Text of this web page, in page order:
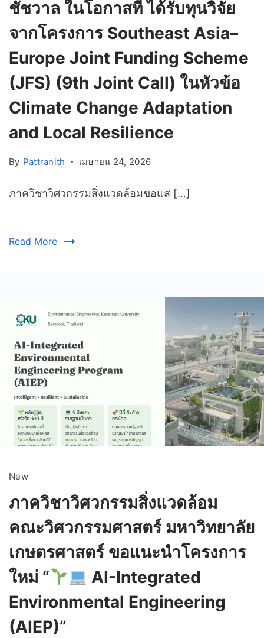
ชัชวาล ในโอกาสที่ ได้รับทุนวิจัย
จากโครงการ Southeast Asia–
Europe Joint Funding Scheme
(JFS) (9th Joint Call) ในหัวข้อ
Climate Change Adaptation
and Local Resilience
By Pattranith เมษายน 24, 2026
ภาควิชาวิศวกรรมสิ่งแวดล้อมขอแส […]
Read More
New
ภาควิชาวิศวกรรมสิ่งแวดล้อม
คณะวิศวกรรมศาสตร์ มหาวิทยาลัย
เกษตรศาสตร์ ขอแนะนำโครงการ
ใหม่ “
AI-Integrated
Environmental Engineering
(AIEP)”